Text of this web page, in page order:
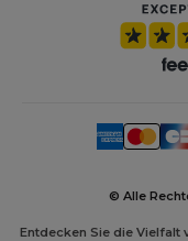
© Alle
Entdecken Sie die Vielfalt